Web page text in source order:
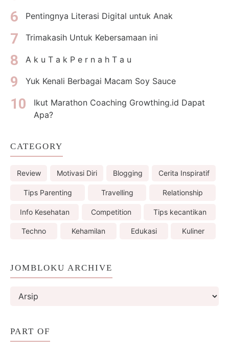
Pentingnya Literasi Digital untuk Anak
Trimakasih Untuk Kebersamaan ini
A k u T a k P e r n a h T a u
Yuk Kenali Berbagai Macam Soy Sauce
Ikut Marathon Coaching Growthing.id Dapat
Apa?
CATEGORY
Review Motivasi Diri Blogging Cerita Inspiratif
Tips Parenting Travelling Relationship
Info Kesehatan Competition Tips kecantikan
Techno Kehamilan Edukasi Kuliner
JOMBLOKU ARCHIVE
PART OF